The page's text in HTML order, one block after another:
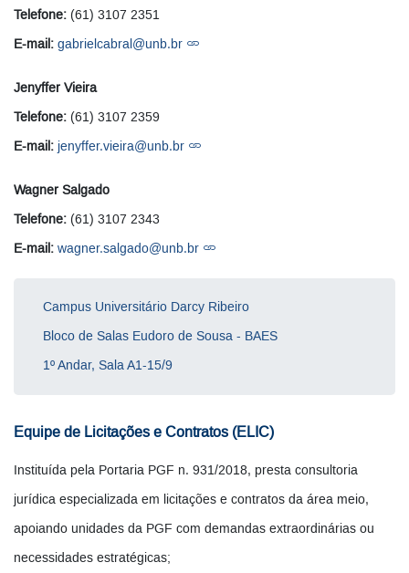
Telefone: (61) 3107 2351
E-mail: gabrielcabral@unb.br
Jenyffer Vieira
Telefone: (61) 3107 2359
E-mail: jenyffer.vieira@unb.br
Wagner Salgado
Telefone: (61) 3107 2343
E-mail: wagner.salgado@unb.br
Campus Universitário Darcy Ribeiro
Bloco de Salas Eudoro de Sousa - BAES
1º Andar, Sala A1-15/9
Equipe de Licitações e Contratos (ELIC)
Instituída pela Portaria PGF n. 931/2018, presta consultoria
jurídica especializada em licitações e contratos da área meio,
apoiando unidades da PGF com demandas extraordinárias ou
necessidades estratégicas;